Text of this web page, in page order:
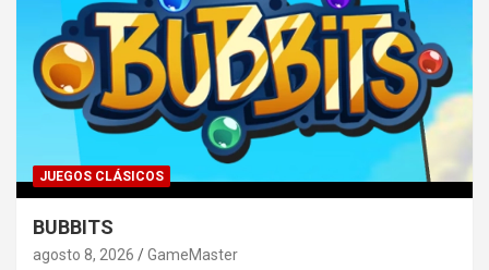
JUEGOS CLÁSICOS
BUBBITS
agosto 8, 2026 GameMaster